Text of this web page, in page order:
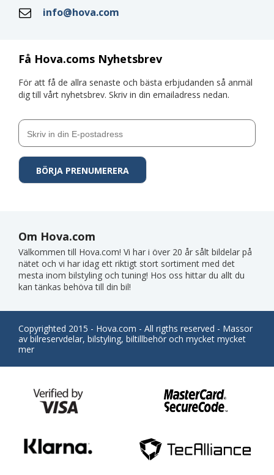
Få Hova.coms Nyhetsbrev
För att få de allra senaste och bästa erbjudanden så anmäl
dig till vårt nyhetsbrev. Skriv in din emailadress nedan.
info@hova.com
Om Hova.com
Välkommen till Hova.com! Vi har i över 20 år sålt bildelar på
nätet och vi har idag ett riktigt stort sortiment med det
mesta inom bilstyling och tuning! Hos oss hittar du allt du
kan tänkas behöva till din bil!
Copyrighted 2015 - Hova.com - All rigths reserved - Massor
av bilreservdelar, bilstyling, biltillbehör och mycket mycket
mer